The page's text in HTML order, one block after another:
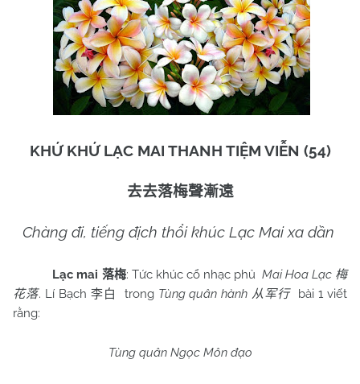
KHỨ KHỨ LẠC MAI THANH TIỆM VIỄN (54)
去去落梅聲漸遠
Chàng đi, tiếng địch thổi khúc Lạc Mai xa dần
Lạc mai 落梅: Tức khúc cổ nhạc phủ Mai Hoa Lạc 梅
花落. Lí Bạch 李白 trong Tùng quân hành 从军行
bài 1 viết
rằng:
Tùng quân Ngọc Môn đạo